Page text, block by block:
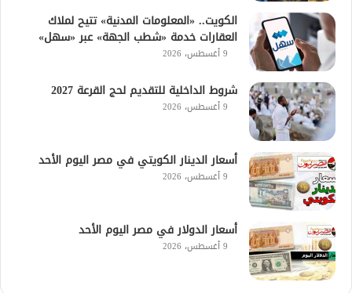
الكويت.. «المعلومات المدنية» تتيح لملاك
العقارات خدمة «شطب الجهة» عبر «سهل»
9 أغسطس، 2026
شروط الداخلية للتقديم لحج القرعة 2027
9 أغسطس، 2026
أسعار الدينار الكويتي في مصر اليوم الأحد
9 أغسطس، 2026
أسعار الدولار في مصر اليوم الأحد
9 أغسطس، 2026